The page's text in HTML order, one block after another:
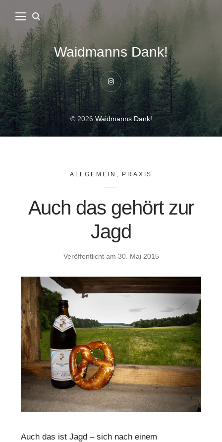
Waidmanns Dank!
Instagram
© 2026Waidmanns Dank!
ALLGEMEIN PRAXIS
Auch das gehört zur
Jagd
Veröffentlicht am 30. Mai 2015
Auch das ist Jagd – sich nach einem